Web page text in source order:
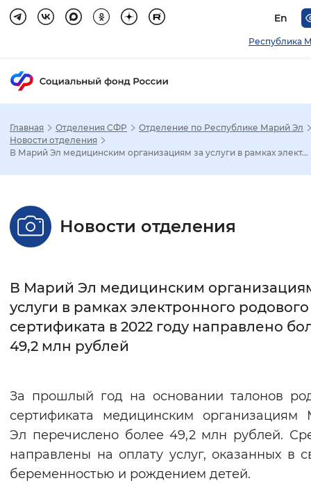
En
Республика
Настройка режима отображения
Стандартный Увеличенный
Интервал между буквами
Цвет сайта
Инверсивный
Синий фон
Главная Отделения СФР
Отделение по Республике Марий Эл
Новости отделения
В Марий Эл медицинским организациям за услуги в рамках элект...
Новости отделения
В Марий Эл медицинским
услуги в рамках электронного родового
сертификата в 2022 году направлено
49,2 млн рублей
За прошлый год на основании талонов
сертификата медицинским организациям
Эл перечислено более 49,2 млн рублей.
направлены на оплату услуг, оказанных в
беременностью и рождением детей.